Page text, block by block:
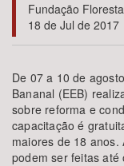
Tema
Subtema
Área de Levantamento
Área Protegida
Fundação
18 de Jul de 2017
De 07 a 10 de
Bananal (EEB)
sobre reforma e
capacitação é
maiores de 18 anos.
podem ser feitas até